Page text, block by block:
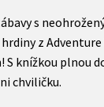
s
z
knížkou plnou
chviličku.